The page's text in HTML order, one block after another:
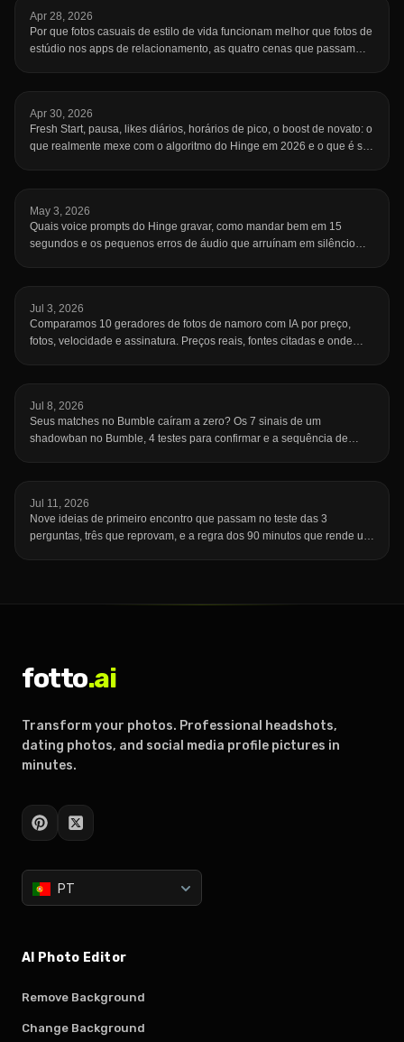
Apr 28, 2026
Por que fotos casuais de estilo de vida funcionam melhor que fotos de
estúdio nos apps de relacionamento, as quatro cenas que passam
Apr 30, 2026
Fresh Start, pausa, likes diários, horários de pico, o boost de novato: o
que realmente mexe com o algoritmo do Hinge em 2026 e o que é só
May 3, 2026
Quais voice prompts do Hinge gravar, como mandar bem em 15
segundos e os pequenos erros de áudio que arruínam em silêncio
Jul 3, 2026
Comparamos 10 geradores de fotos de namoro com IA por preço,
fotos, velocidade e assinatura. Preços reais, fontes citadas e onde
Jul 8, 2026
Seus matches no Bumble caíram a zero? Os 7 sinais de um
shadowban no Bumble, 4 testes para confirmar e a sequência de
Jul 11, 2026
Nove ideias de primeiro encontro que passam no teste das 3
perguntas, três que reprovam, e a regra dos 90 minutos que rende um
fotto.ai
Transform your photos. Professional headshots,
dating photos, and social media profile pictures in
minutes.
PT
AI Photo Editor
Remove Background
Change Background